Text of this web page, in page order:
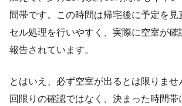
間帯です。この時間は帰宅後に予定を見
セル処理を行いやすく、実際に空室が確
報告されています。
とはいえ、必ず空室が出るとは限りませ
回限りの確認ではなく、決まった時間帯